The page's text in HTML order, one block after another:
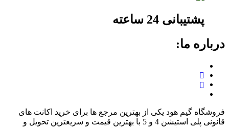
پشتیبانی 24 ساعته
درباره ما:
فروشگاه گیم هود یکی از بهترین مرجع ها برای خرید اکانت های
قانونی پلی استیشن 4 و 5 با بهترین قیمت و سریعترین تحویل و